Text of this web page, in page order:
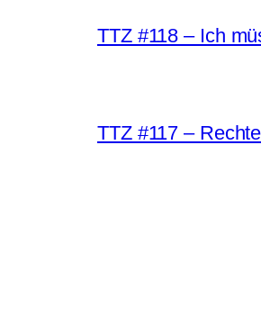
TTZ #118 – Ich
TTZ #117 –